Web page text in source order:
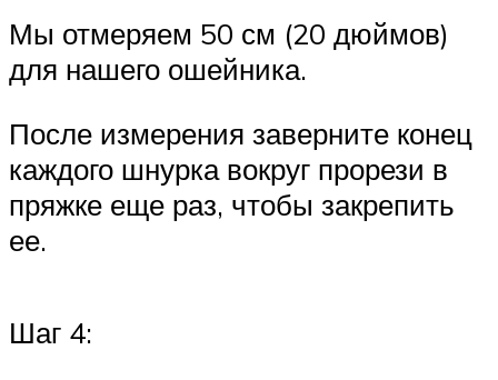
Мы отмеряем 50 см (20 дюймов)
для нашего ошейника.
После измерения заверните конец
каждого шнурка вокруг прорези в
пряжке еще раз, чтобы закрепить
ее.
Шаг 4: